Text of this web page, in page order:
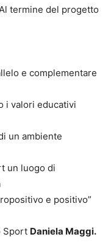
termine del progetto
e complementare
i valori educativi
un ambiente
un luogo di
e positivo”
Sport Daniela Maggi.